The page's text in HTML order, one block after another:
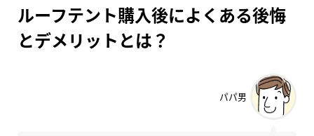
ルーフテント購入後によくある後悔
とデメリットとは？
パパ男